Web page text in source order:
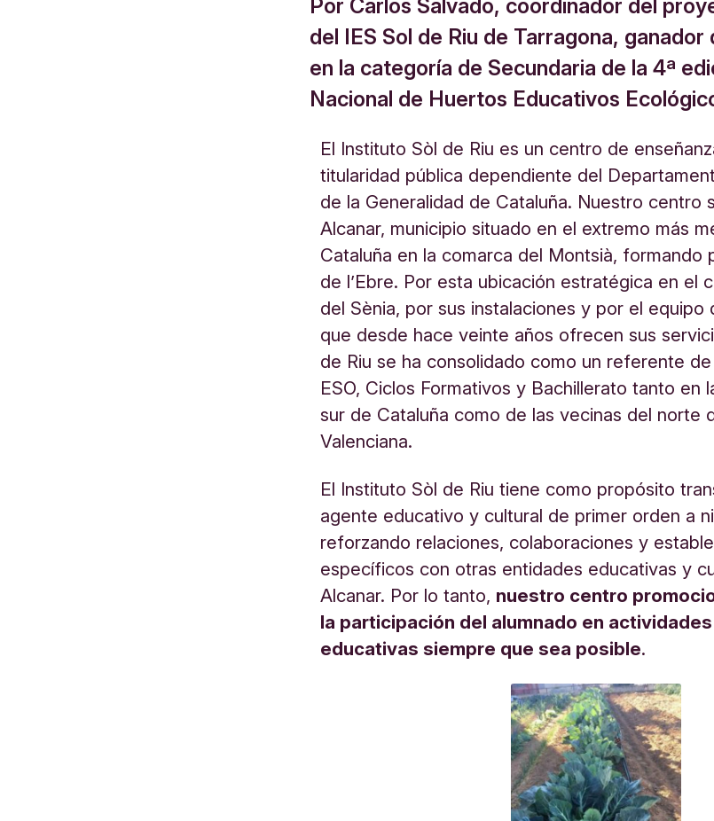
Por Carlos Salvado, coordinador del
del IES Sol de Riu de Tarragona,
en la categoría de Secundaria de la 4ª
Nacional de Huertos Educativos
El Instituto Sòl de Riu es un centro de
titularidad pública dependiente del
de la Generalidad de Cataluña. Nuestro centro
Alcanar, municipio situado en el extremo más
Cataluña en la comarca del Montsià, formando
de l’Ebre. Por esta ubicación estratégica en el
del Sènia, por sus instalaciones y por el equipo
que desde hace veinte años ofrecen sus
de Riu se ha consolidado como un referente
ESO, Ciclos Formativos y Bachillerato tanto en
sur de Cataluña como de las vecinas del norte
Valenciana.
El Instituto Sòl de Riu tiene como propósito
agente educativo y cultural de primer orden a
reforzando relaciones, colaboraciones y
específicos con otras entidades educativas y
Alcanar. Por lo tanto, nuestro centro
la participación del alumnado en
educativas siempre que sea posible.